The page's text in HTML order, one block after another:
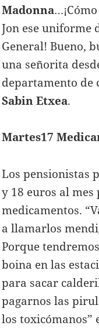
Madonna
Jon ese uniforme
General! Bueno,
una señorita
departamento de
Sabin Etxea.
Martes17
Los pensionistas
y 18 euros al mes
medicamentos.
a llamarlos
Porque
boina en las
para sacar
pagarnos las
los toxicómanos”